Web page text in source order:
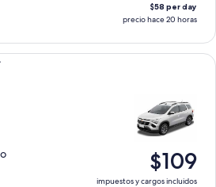
$58 per day
precio hace 20 horas
$109
impuestos y cargos incluidos
Spin AT